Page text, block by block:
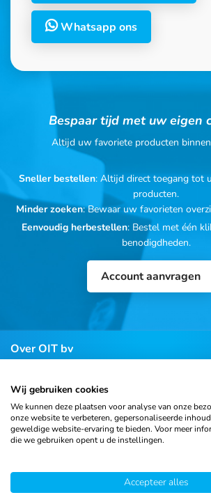
Whatsapp ons
Bespaar tijd met uw eigen
Altijd uw favoriete producten
Sneller bestellen: Altijd direct toegang tot
producten.
Minder zoeken: Bewaar uw favorieten
Eenvoudig herbestellen: Bestel met één
benodigdheden.
Account aanvragen
Over OIT bv
Klantenservice
Contact
Algemene voorwaarden
Wij gebruiken cookies
We kunnen deze plaatsen voor analyse van onze
onze website te verbeteren, gepersonaliseerde
geweldige website-ervaring te bieden. Voor meer
die we gebruiken opent u de instellingen.
Accepteer alles